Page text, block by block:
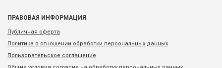
ПРАВОВАЯ ИНФОРМАЦИЯ
Публичная оферта
Политика в отношении обработки персональных данных
Пользовательское соглашение